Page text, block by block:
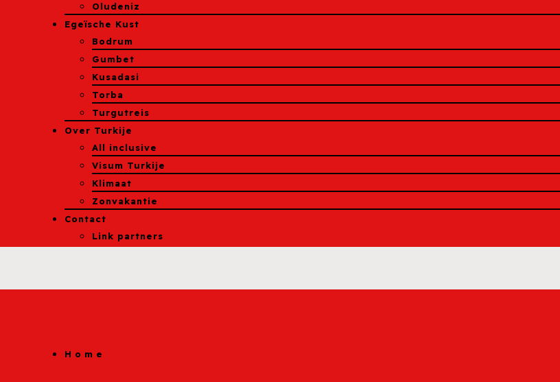
Oludeniz
Egeïsche Kust
Bodrum
Gumbet
Kusadasi
Torba
Turgutreis
Over Turkije
All inclusive
Visum Turkije
Klimaat
Zonvakantie
Contact
Link partners
Home